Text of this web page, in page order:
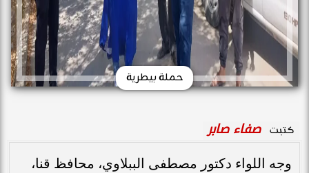
حملة بيطرية
كتبت صفاء صابر
وجه اللواء دكتور مصطفى الببلاوي، محافظ قنا،